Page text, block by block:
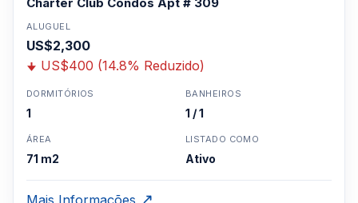
ALUGUEL
US$2,300
US$400 (14.8% Reduzido)
DORMITÓRIOS
1
BANHEIROS
1 / 1
ÁREA
71 m2
LISTADO COMO
Ativo
Mais Informações